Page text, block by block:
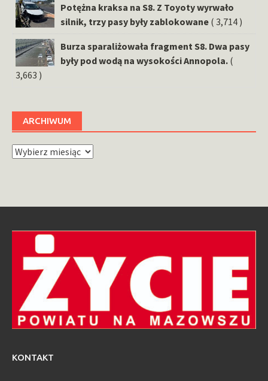
Potężna kraksa na S8. Z Toyoty wyrwało
silnik, trzy pasy były zablokowane ( 3,714 )
Burza sparaliżowała fragment S8. Dwa pasy
były pod wodą na wysokości Annopola. (
3,663 )
ARCHIWUM
Archiwum
KONTAKT